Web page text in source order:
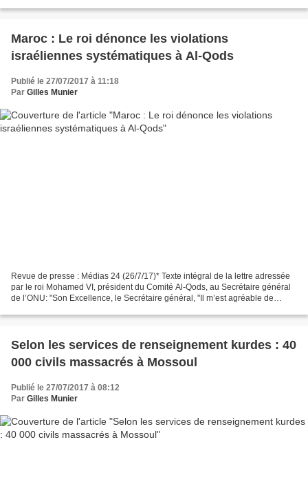
Maroc : Le roi dénonce les violations
israéliennes systématiques à Al-Qods
Publié le 27/07/2017 à 11:18
Par Gilles Munier
Revue de presse : Médias 24 (26/7/17)* Texte intégral de la lettre adressée
par le roi Mohamed VI, président du Comité Al-Qods, au Secrétaire général
de l’ONU: "Son Excellence, le Secrétaire général, "Il m’est agréable de
Selon les services de renseignement kurdes : 40
000 civils massacrés à Mossoul
Publié le 27/07/2017 à 08:12
Par Gilles Munier